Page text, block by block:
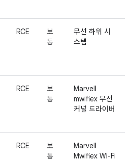
RCE
보
통
무선 하위 시
스템
RCE
보
통
Marvell
mwifiex 무선
커널 드라이버
RCE
보
통
Marvell
Mwifiex Wi-Fi